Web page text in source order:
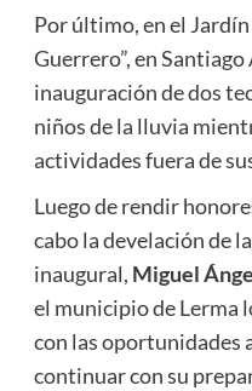
Por último, en el
Guerrero”, en
inauguración de dos
niños de la lluvia
actividades fuera de
Luego de rendir
cabo la develación de
inaugural, Miguel
el municipio de Lerma
con las oportunidades
continuar con su